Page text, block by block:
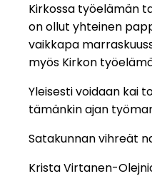
Kirkossa työelämän
on ollut yhteinen
vaikkapa
myös Kirkon
Yleisesti voidaan kai
tämänkin ajan
Satakunnan vihreät
Krista Virtanen-